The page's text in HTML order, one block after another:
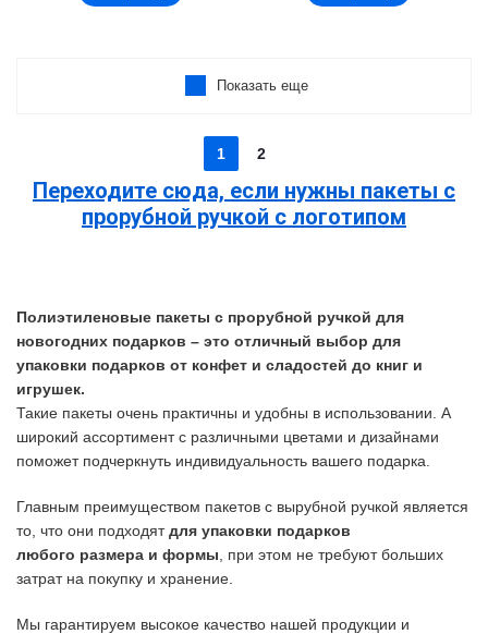
Показать еще
1 2
Переходите сюда, если нужны пакеты с
прорубной ручкой с логотипом
Полиэтиленовые пакеты с прорубной ручкой для
новогодних подарков – это отличный выбор для
упаковки подарков от конфет и сладостей до книг и
игрушек.
Такие пакеты очень практичны и удобны в использовании. А
широкий ассортимент с различными цветами и дизайнами
поможет подчеркнуть индивидуальность вашего подарка.
Главным преимуществом пакетов с вырубной ручкой является
то, что они подходятдля упаковки подарков
любого размера и формы , при этом не требуют больших
затрат на покупку и хранение.
Мы гарантируем высокое качество нашей продукции и